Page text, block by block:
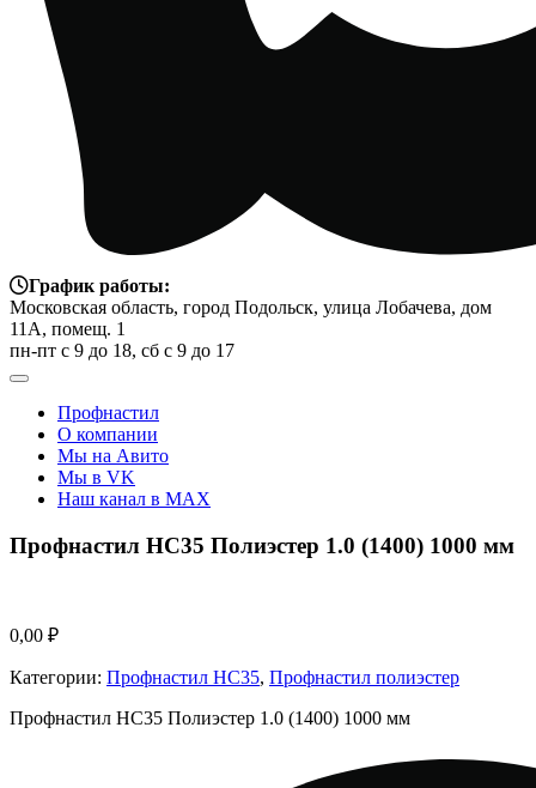
График работы:
Московская область, город Подольск, улица Лобачева, дом
11А, помещ. 1
пн-пт с 9 до 18, сб с 9 до 17
Профнастил
О компании
Мы на Авито
Мы в VK
Наш канал в MAX
Профнастил НС35 Полиэстер 1.0 (1400) 1000 мм
0,00 ₽
Категории: Профнастил НС35, Профнастил полиэстер
Профнастил НС35 Полиэстер 1.0 (1400) 1000 мм